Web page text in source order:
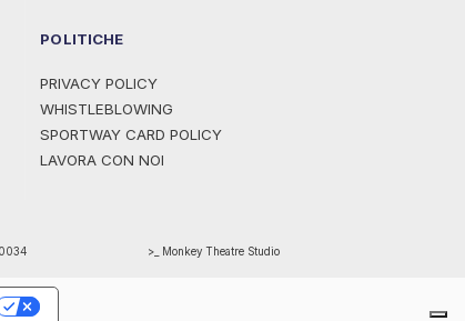
POLITICHE
PRIVACY POLICY
WHISTLEBLOWING
SPORTWAY CARD POLICY
LAVORA CON NOI
>_ Monkey Theatre Studio